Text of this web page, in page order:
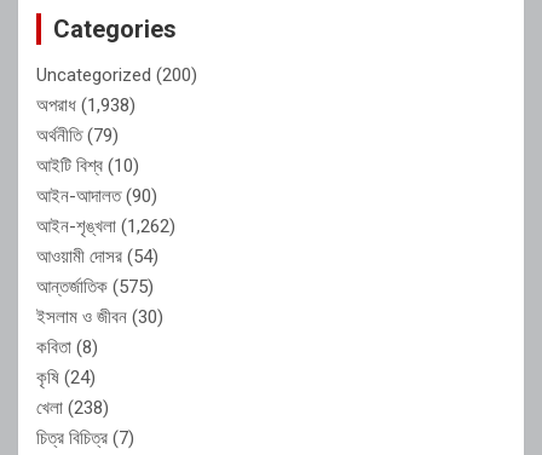
Categories
Uncategorized (200)
অপরাধ (1,938)
অর্থনীতি(79)
আইটি বিশ্ব (10)
আইন-আদালত(90)
আইন-শৃঙ্খলা (1,262)
আওয়ামী দোসর (54)
আন্তর্জাতিক (575)
ইসলাম ও জীবন (30)
কবিতা (8)
কৃষি (24)
খেলা (238)
চিত্র বিচিত্র (7)